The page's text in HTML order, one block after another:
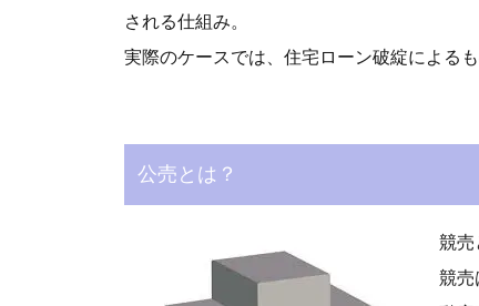
される仕組み。
実際のケースでは、住宅ローン破綻によるも
公売とは？
競売
競売